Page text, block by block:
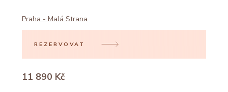
Praha - Malá Strana
REZERVOVAT
11 890 Kč